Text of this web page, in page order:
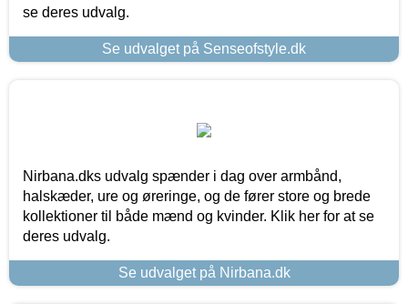
se deres udvalg.
Se udvalget på Senseofstyle.dk
Nirbana.dks udvalg spænder i dag over armbånd,
halskæder, ure og øreringe, og de fører store og brede
kollektioner til både mænd og kvinder. Klik her for at se
deres udvalg.
Se udvalget på Nirbana.dk